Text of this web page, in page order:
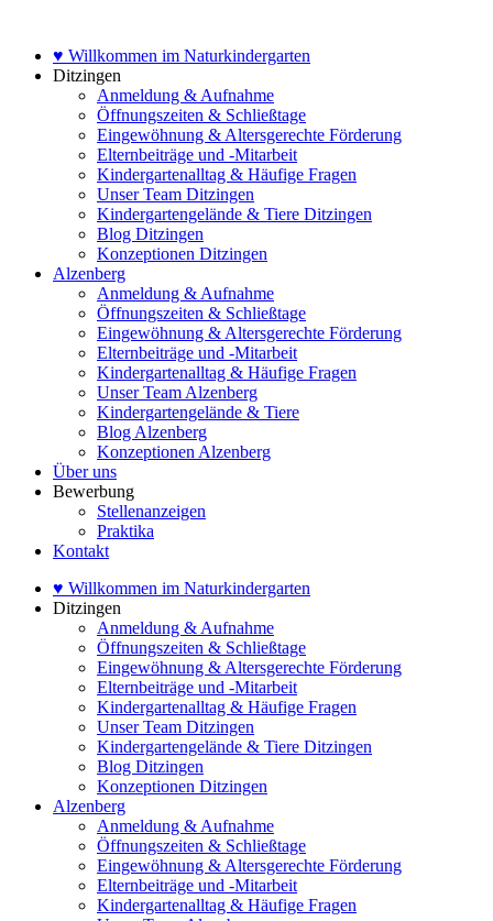
springen♥ Willkommen im Naturkindergarten
Ditzingen
Anmeldung & Aufnahme
Öffnungszeiten & Schließtage
Eingewöhnung & Altersgerechte Förderung
Elternbeiträge und -Mitarbeit
Kindergartenalltag & Häufige Fragen
Unser Team Ditzingen
Kindergartengelände & Tiere Ditzingen
Blog Ditzingen
Konzeptionen Ditzingen
Alzenberg
Anmeldung & Aufnahme
Öffnungszeiten & Schließtage
Eingewöhnung & Altersgerechte Förderung
Elternbeiträge und -Mitarbeit
Kindergartenalltag & Häufige Fragen
Unser Team Alzenberg
Kindergartengelände & Tiere
Blog Alzenberg
Konzeptionen Alzenberg
Über uns
Bewerbung
Stellenanzeigen
Praktika
Kontakt
♥ Willkommen im Naturkindergarten
Ditzingen
Anmeldung & Aufnahme
Öffnungszeiten & Schließtage
Eingewöhnung & Altersgerechte Förderung
Elternbeiträge und -Mitarbeit
Kindergartenalltag & Häufige Fragen
Unser Team Ditzingen
Kindergartengelände & Tiere Ditzingen
Blog Ditzingen
Konzeptionen Ditzingen
Alzenberg
Anmeldung & Aufnahme
Öffnungszeiten & Schließtage
Eingewöhnung & Altersgerechte Förderung
Elternbeiträge und -Mitarbeit
Kindergartenalltag & Häufige Fragen